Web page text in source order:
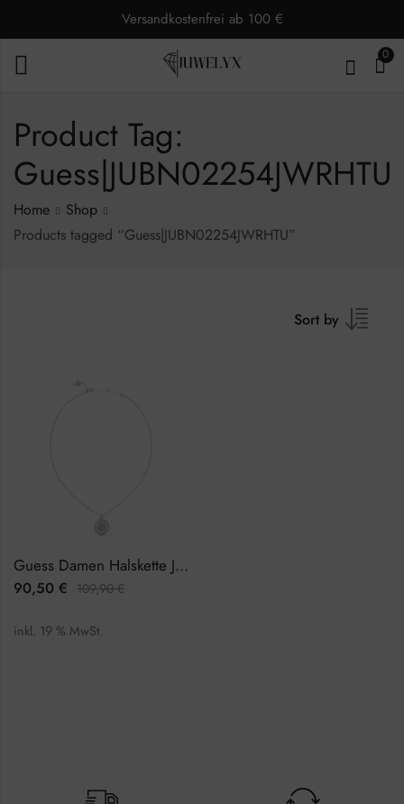
Versandkostenfrei ab 100 €
0
Product Tag:
Guess|JUBN02254JWRHTU
Home
Shop
Products tagged “Guess|JUBN02254JWRHTU”
Sort by
Guess Damen Halskette JUBN02254JWRHTU
90,50 € 109,90€
inkl. 19 % MwSt.